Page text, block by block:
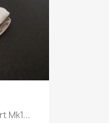
Mk1...